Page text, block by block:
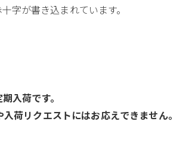
字が書き込まれています。
入荷です。
荷リクエストにはお応えできません。